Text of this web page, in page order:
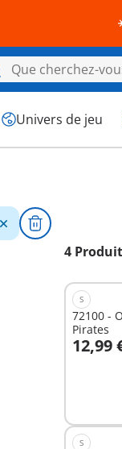
Univers de jeu
4
S
72100 -
Pirates
12,99
Au
S